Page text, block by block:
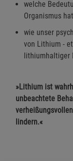
welche
Organismus
wie unser
von Lithium -
lithiumhaltiger
»Lithium ist
unbeachtete
lindern.«